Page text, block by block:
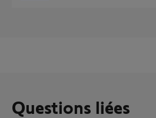
Questions liées